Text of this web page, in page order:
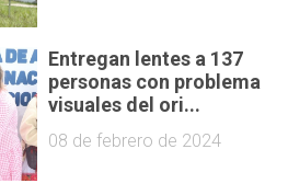
Entregan lentes a 137
personas con problema
visuales del ori...
08 de febrero de 2024